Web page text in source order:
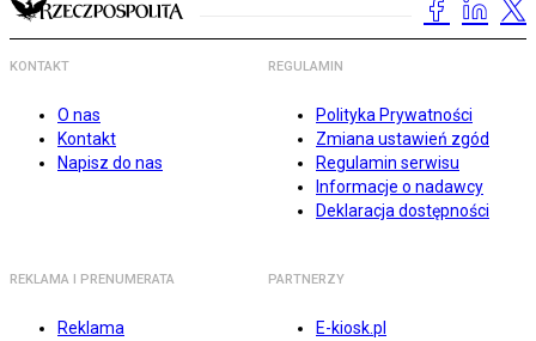
KONTAKT
O nas
Kontakt
Napisz do nas
REGULAMIN
Polityka Prywatności
Zmiana ustawień zgód
Regulamin serwisu
Informacje o nadawcy
Deklaracja dostępności
REKLAMA I PRENUMERATA
Reklama
PARTNERZY
E-kiosk.pl